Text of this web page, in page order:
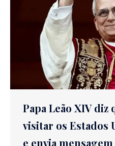
Papa Leão XIV
visitar os Estados
e envia